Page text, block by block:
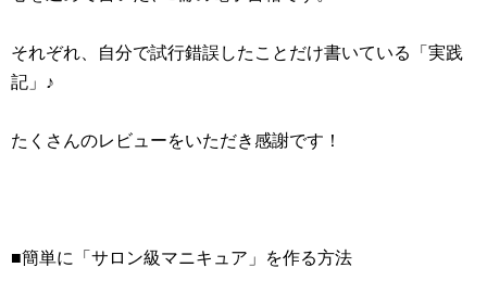
それぞれ、自分で試行錯誤したことだけ書いている「実践
記」♪
たくさんのレビューをいただき感謝です！
■簡単に「サロン級マニキュア」を作る方法